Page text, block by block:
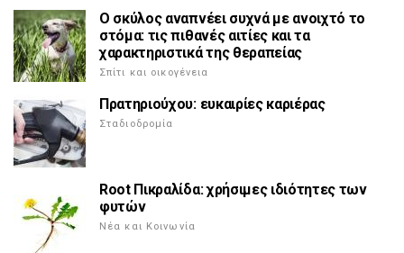
Ο σκύλος αναπνέει συχνά με ανοιχτό το
στόμα: τις πιθανές αιτίες και τα
χαρακτηριστικά της θεραπείας
Σπίτι και οικογένεια
Πρατηριούχου: ευκαιρίες καριέρας
Σταδιοδρομία
Root Πικραλίδα: χρήσιμες ιδιότητες των
φυτών
Νέα και Κοινωνία